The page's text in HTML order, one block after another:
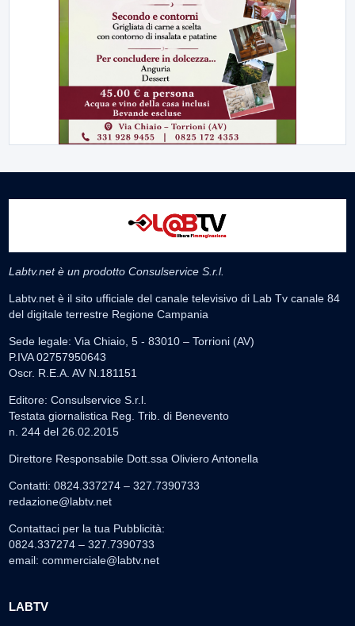
Labtv.net è un prodotto Consulservice S.r.l.
Labtv.net è il sito ufficiale del canale televisivo di Lab Tv canale 84
del digitale terrestre Regione Campania
Sede legale: Via Chiaio, 5 - 83010 – Torrioni (AV)
P.IVA 02757950643
Oscr. R.E.A. AV N.181151
Editore: Consulservice S.r.l.
Testata giornalistica Reg. Trib. di Benevento
n. 244 del 26.02.2015
Direttore Responsabile Dott.ssa Oliviero Antonella
Contatti: 0824.337274 – 327.7390733
redazione@labtv.net
Contattaci per la tua Pubblicità:
0824.337274 – 327.7390733
email: commerciale@labtv.net
LABTV